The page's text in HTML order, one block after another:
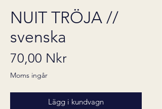
NUIT TRÖJA //
svenska
70,00 NkrPris
Moms ingår
Lägg i kundvagn